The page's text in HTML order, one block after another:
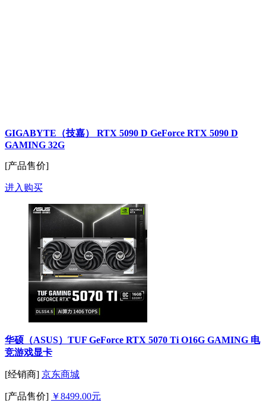
GIGABYTE（技嘉） RTX 5090 D GeForce RTX 5090 D
GAMING 32G
[产品售价]
进入购买
华硕（ASUS）TUF GeForce RTX 5070 Ti O16G GAMING 电
竞游戏显卡
[经销商] 京东商城
[产品售价] ￥8499.00元